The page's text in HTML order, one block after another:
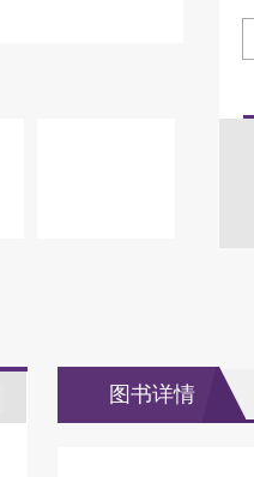
图书详情